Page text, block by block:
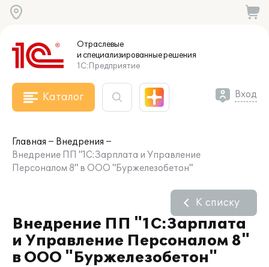
Отраслевые
и специализированныерешения
1С:Предприятие
Каталог Вход
Главная
Внедрения
Внедрение ПП "1С:Зарплата и Управление
Персоналом 8" в ООО "Буржелезобетон"
Внедрение ПП "1С:Зарплата
и Управление Персоналом 8"
в ООО "Буржелезобетон"
К списку